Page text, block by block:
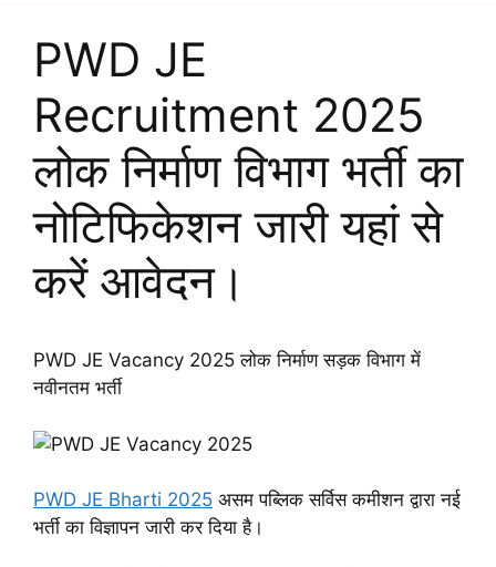
PWD JE
Recruitment 2025
लोक निर्माण विभाग भर्ती का
नोटिफिकेशन जारी यहां से
करें आवेदन।
PWD JE Vacancy 2025 लोक निर्माण सड़क विभाग में
नवीनतम भर्ती
PWD JE Bharti 2025 असम पब्लिक सर्विस कमीशन द्वारा नई
भर्ती का विज्ञापन जारी कर दिया है।